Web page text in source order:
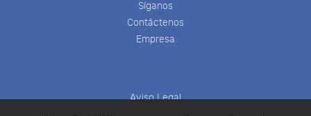
Síganos
Contáctenos
Empresa
Aviso Legal